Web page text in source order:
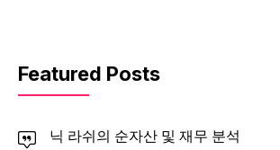
Featured Posts
닉 라쉬의 순자산 및 재무 분석